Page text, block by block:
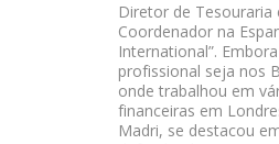
Diretor de Tesouraria
Coordenador na
International”.
profissional seja nos
onde trabalhou em
financeiras em
Madri, se destacou